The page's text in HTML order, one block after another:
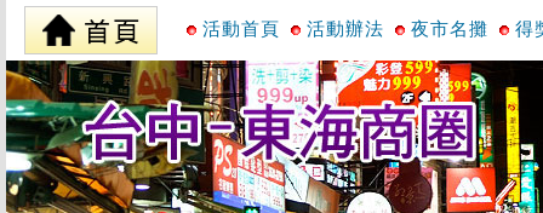
活動首頁 活動辦法 夜市名攤 得